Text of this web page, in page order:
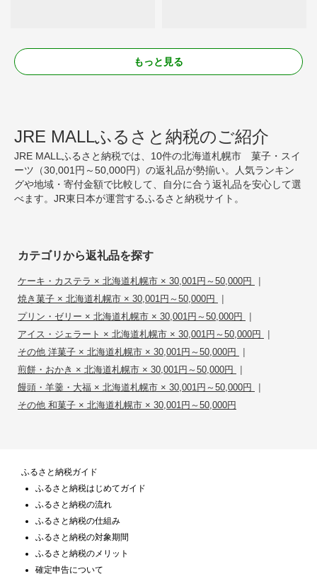
もっと見る
JRE MALLふるさと納税のご紹介
JRE MALLふるさと納税では、10件の北海道札幌市 菓子・スイ
ーツ（30,001円～50,000円）の返礼品が勢揃い。人気ランキン
グや地域・寄付金額で比較して、自分に合う返礼品を安心して選
べます。JR東日本が運営するふるさと納税サイト。
カテゴリから返礼品を探す
ケーキ・カステラ × 北海道札幌市 × 30,001円～50,000円 |
焼き菓子 × 北海道札幌市 × 30,001円～50,000円 |
プリン・ゼリー × 北海道札幌市 × 30,001円～50,000円 |
アイス・ジェラート × 北海道札幌市 × 30,001円～50,000円 |
その他 洋菓子 × 北海道札幌市 × 30,001円～50,000円 |
煎餅・おかき × 北海道札幌市 × 30,001円～50,000円 |
饅頭・羊羹・大福 × 北海道札幌市 × 30,001円～50,000円 |
その他 和菓子 × 北海道札幌市 × 30,001円～50,000円
ふるさと納税ガイド
ふるさと納税はじめてガイド
ふるさと納税の流れ
ふるさと納税の仕組み
ふるさと納税の対象期間
ふるさと納税のメリット
確定申告について